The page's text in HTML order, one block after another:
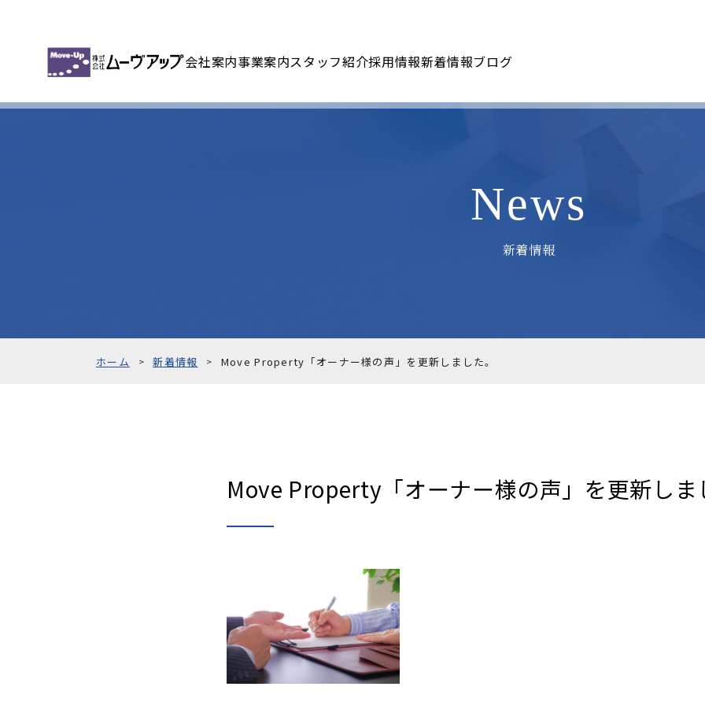
会社案内事業案内スタッフ紹介採用情報新着情報ブログ
News
新着情報
ホーム 新着情報 Move Property「オーナー様の声」を更新しました。
Move Property「オーナー様の声」を更新しま